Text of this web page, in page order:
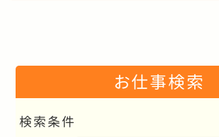
お仕事検索
検索条件